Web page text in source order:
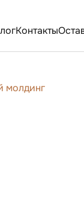
Контакты
молдинг